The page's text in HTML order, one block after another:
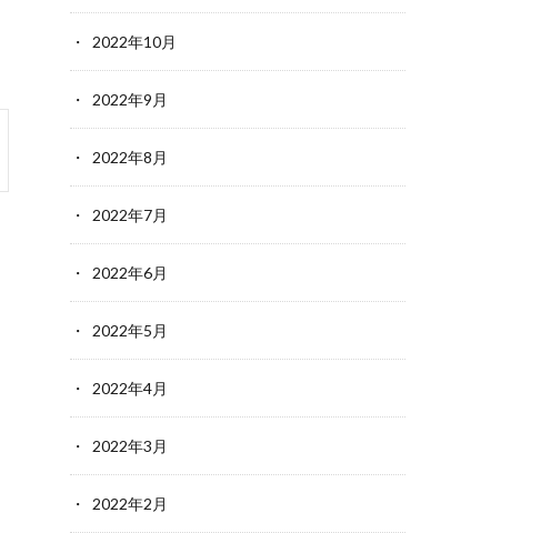
2022年10月
2022年9月
2022年8月
2022年7月
2022年6月
2022年5月
2022年4月
2022年3月
2022年2月